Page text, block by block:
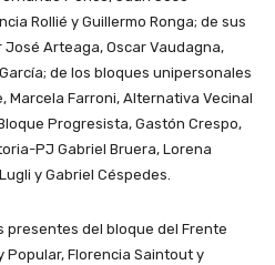
Rollié y Guillermo Ronga; de sus
Arteaga, Oscar Vaudagna,
de los bloques unipersonales
Marcela Farroni, Alternativa Vecinal
Progresista, Gastón Crespo,
PJ Gabriel Bruera, Lorena
y Gabriel Céspedes.
presentes del bloque del Frente
Florencia Saintout y